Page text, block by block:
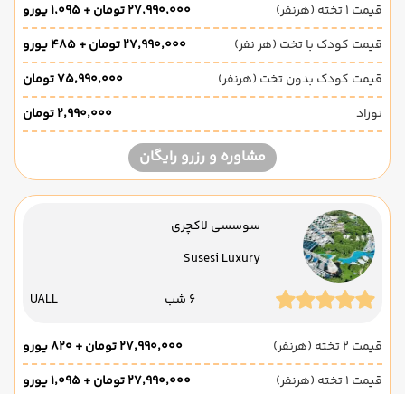
قیمت 1 تخته (هرنفر)
۲۷٬۹۹۰٬۰۰۰ تومان + ۱٬۰۹۵ یورو
قیمت کودک با تخت (هر نفر)
۲۷٬۹۹۰٬۰۰۰ تومان + ۴۸۵ یورو
قیمت کودک بدون تخت (هرنفر)
۷۵٬۹۹۰٬۰۰۰ تومان
نوزاد
۲٬۹۹۰٬۰۰۰ تومان
مشاوره و رزرو رایگان
سوسسی لاکچری
Susesi Luxury
6 شب UALL
قیمت 2 تخته (هرنفر)
۲۷٬۹۹۰٬۰۰۰ تومان + ۸۲۰ یورو
قیمت 1 تخته (هرنفر)
۲۷٬۹۹۰٬۰۰۰ تومان + ۱٬۰۹۵ یورو